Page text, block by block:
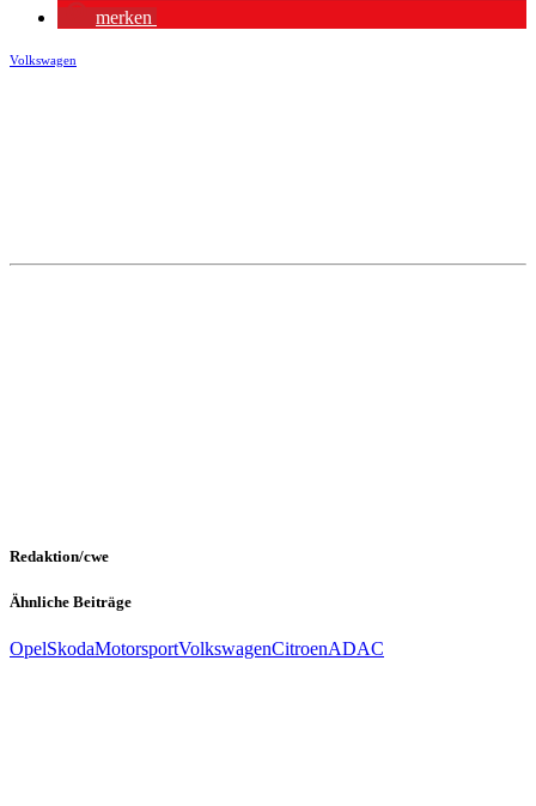
merken
Volkswagen
Redaktion/cwe
Ähnliche Beiträge
OpelSkodaMotorsportVolkswagenCitroenADAC